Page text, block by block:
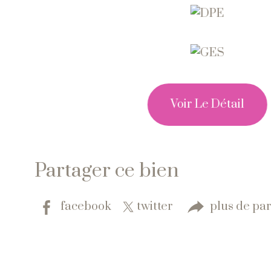
Voir Le Détail
Partager ce bien
facebook twitter plus de